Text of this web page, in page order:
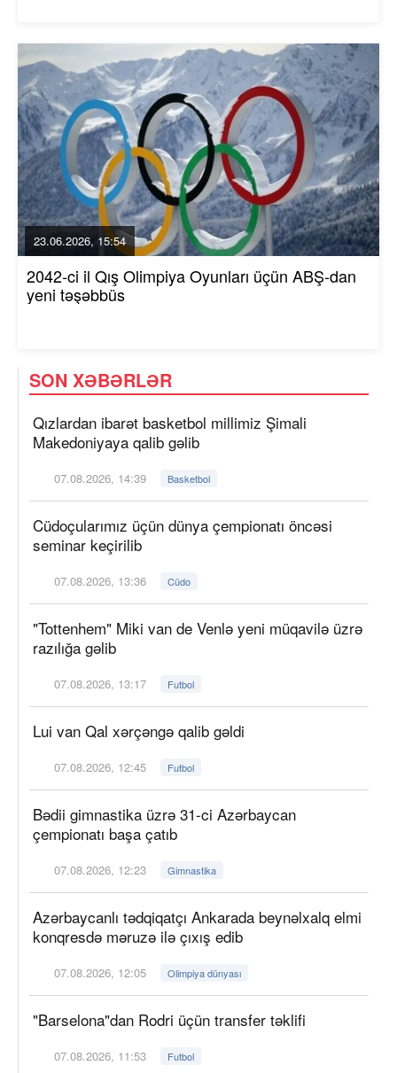
23.06.2026, 15:54
2042-ci il Qış Olimpiya Oyunları üçün ABŞ-dan
yeni təşəbbüs
SON XƏBƏRLƏR
Qızlardan ibarət basketbol millimiz Şimali
Makedoniyaya qalib gəlib
07.08.2026, 14:39 Basketbol
Cüdoçularımız üçün dünya çempionatı öncəsi
seminar keçirilib
07.08.2026, 13:36 Cüdo
"Tottenhem" Miki van de Venlə yeni müqavilə üzrə
razılığa gəlib
07.08.2026, 13:17 Futbol
Lui van Qal xərçəngə qalib gəldi
07.08.2026, 12:45 Futbol
Bədii gimnastika üzrə 31-ci Azərbaycan
çempionatı başa çatıb
07.08.2026, 12:23 Gimnastika
Azərbaycanlı tədqiqatçı Ankarada beynəlxalq elmi
konqresdə məruzə ilə çıxış edib
07.08.2026, 12:05 Olimpiya dünyası
"Barselona"dan Rodri üçün transfer təklifi
07.08.2026, 11:53 Futbol